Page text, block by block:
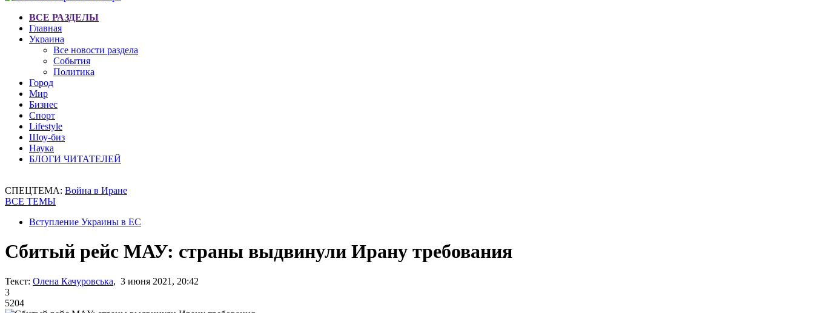
ВСЕ РАЗДЕЛЫ
Главная
Украина
Все новости раздела
События
Политика
Город
Мир
Бизнес
Спорт
Lifestyle
Шоу-биз
Наука
БЛОГИ ЧИТАТЕЛЕЙ
СПЕЦТЕМА: Война в Иране
ВСЕ ТЕМЫ
Вступление Украины в ЕС
Сбитый рейс МАУ: страны выдвинули Ирану требования
Текст: Олена Качуровська, 3 июня 2021, 20:42
3
5204